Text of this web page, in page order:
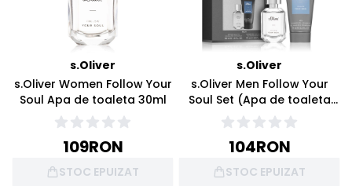
s.Oliver
s.Oliver Women Follow Your
Soul Apa de toaleta 30ml
109RON
STOC EPUIZAT
s.Oliver
s.Oliver Men Follow Your
Soul Set (Apa de toaleta
30ml + Gel de dus 75ml)
104RON
STOC EPUIZAT